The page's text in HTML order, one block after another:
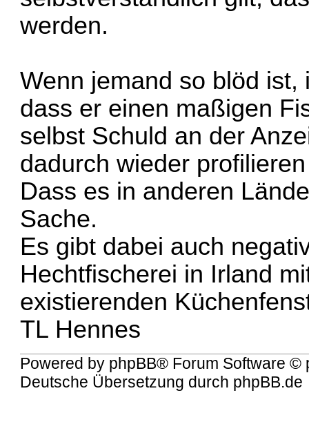
werden.
Wenn jemand so blöd
dass er einen maßigen
selbst Schuld an der
dadurch wieder
Dass es in anderen
Sache.
Es gibt dabei auch
Hechtfischerei in Irland
existierenden
TL Hennes
Powered by phpBB® Forum Software ©
Deutsche Übersetzung durch phpBB.de